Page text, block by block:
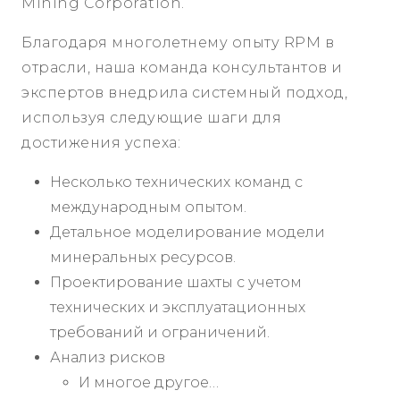
Благодаря многолетнему опыту RPM в
отрасли, наша команда консультантов и
экспертов внедрила системный подход,
используя следующие шаги для
достижения успеха:
Несколько технических команд с
международным опытом.
Детальное моделирование модели
минеральных ресурсов.
Проектирование шахты с учетом
технических и эксплуатационных
требований и ограничений.
Анализ рисков
И многое другое…